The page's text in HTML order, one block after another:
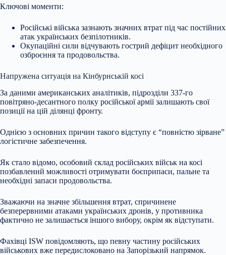
Ключові моменти:
Російські війська зазнають значних втрат під час постійних
атак українських безпілотників.
Окупаційні сили відчувають гострий дефіцит необхідного
озброєння та продовольства.
Напружена ситуація на Кінбурнській косі
За даними американських аналітиків, підрозділи 337-го
повітряно-десантного полку російської армії залишають свої
позиції на цій ділянці фронту.
Однією з основних причин такого відступу є “повністю зірване”
логістичне забезпечення.
Як стало відомо, особовий склад російських військ на косі
позбавлений можливості отримувати боєприпаси, пальне та
необхідні запаси продовольства.
Зважаючи на значне збільшення втрат, спричинене
безперервними атаками українських дронів, у противника
фактично не залишається іншого вибору, окрім як відступати.
Фахівці ISW повідомляють, що певну частину російських
військових вже передислоковано на Запорізький напрямок.